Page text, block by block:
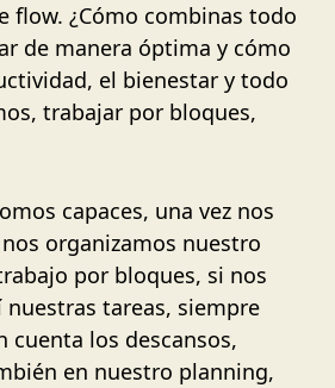
flow. ¿Cómo combinas todo
de manera óptima y cómo
el bienestar y todo
trabajar por bloques,
capaces, una vez nos
organizamos nuestro
por bloques, si nos
nuestras tareas, siempre
cuenta los descansos,
en nuestro planning,